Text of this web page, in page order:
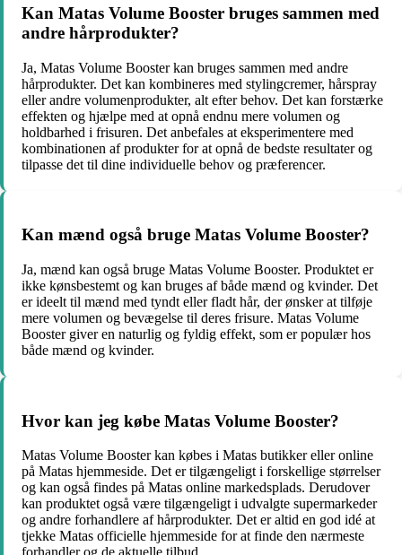
Kan Matas Volume Booster bruges sammen med
andre hårprodukter?
Ja, Matas Volume Booster kan bruges sammen med andre
hårprodukter. Det kan kombineres med stylingcremer, hårspray
eller andre volumenprodukter, alt efter behov. Det kan forstærke
effekten og hjælpe med at opnå endnu mere volumen og
holdbarhed i frisuren. Det anbefales at eksperimentere med
kombinationen af produkter for at opnå de bedste resultater og
tilpasse det til dine individuelle behov og præferencer.
Kan mænd også bruge Matas Volume Booster?
Ja, mænd kan også bruge Matas Volume Booster. Produktet er
ikke kønsbestemt og kan bruges af både mænd og kvinder. Det
er ideelt til mænd med tyndt eller fladt hår, der ønsker at tilføje
mere volumen og bevægelse til deres frisure. Matas Volume
Booster giver en naturlig og fyldig effekt, som er populær hos
både mænd og kvinder.
Hvor kan jeg købe Matas Volume Booster?
Matas Volume Booster kan købes i Matas butikker eller online
på Matas hjemmeside. Det er tilgængeligt i forskellige størrelser
og kan også findes på Matas online markedsplads. Derudover
kan produktet også være tilgængeligt i udvalgte supermarkeder
og andre forhandlere af hårprodukter. Det er altid en god idé at
tjekke Matas officielle hjemmeside for at finde den nærmeste